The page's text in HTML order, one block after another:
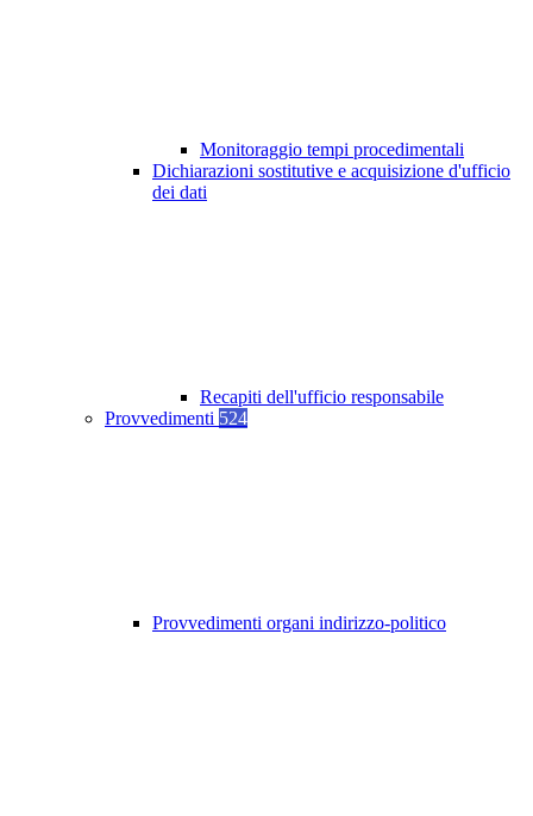
Monitoraggio tempi procedimentali
Dichiarazioni sostitutive e acquisizione d'ufficio
dei dati
Recapiti dell'ufficio responsabile
Provvedimenti 524
Provvedimenti organi indirizzo-politico